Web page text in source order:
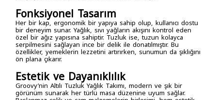
Fonksiyonel Tasarım
Her bir kap, ergonomik bir yapıya sahip olup, kullanıcı dostu
bir deneyim sunar. Yağlık, sıvı yağların akışını kontrol eden
özel bir ağız yapısına sahiptir. Tuzluk ise, tuzun kolayca
serpilmesini sağlayan ince bir delik ile donatılmıştır. Bu
özellikler, yemeklerin lezzetini artırırken, sunumun da şıklığını
ön plana çıkarır.
Estetik ve Dayanıklılık
Groovy’nin Altılı Tuzluk Yağlık Takımı, modern ve şık bir
görünüm sunarak her türlü masa düzenine uyum sağlar.